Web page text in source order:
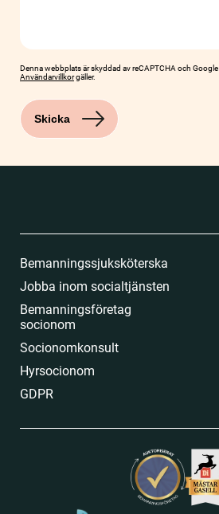
Denna webbplats är skyddad av reCAPTCHA och Google
Användarvillkorgäller.
Skicka
Bemanningssjuksköterska
Jobba inom socialtjänsten
Bemanningsföretag
socionom
Socionomkonsult
Hyrsocionom
GDPR